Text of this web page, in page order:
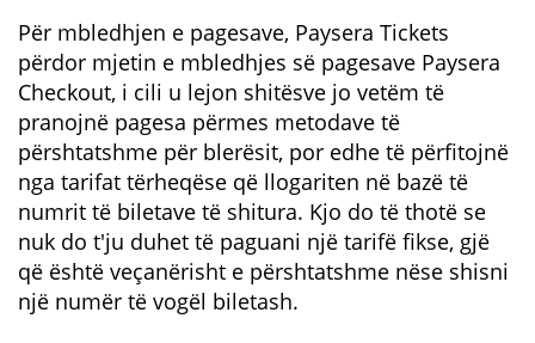
Për mbledhjen e pagesave, Paysera Tickets
përdor mjetin e mbledhjes së pagesave Paysera
Checkout, i cili u lejon shitësve jo vetëm të
pranojnë pagesa përmes metodave të
përshtatshme për blerësit, por edhe të përfitojnë
nga tarifat tërheqëse që llogariten në bazë të
numrit të biletave të shitura. Kjo do të thotë se
nuk do t'ju duhet të paguani një tarifë fikse, gjë
që është veçanërisht e përshtatshme nëse shisni
një numër të vogël biletash.